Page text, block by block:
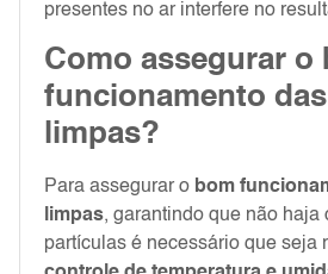
presentes no ar interfere no
Como assegurar o
funcionamento
limpas?
Para assegurar o bom
limpas, garantindo que não haja
partículas é necessário que seja